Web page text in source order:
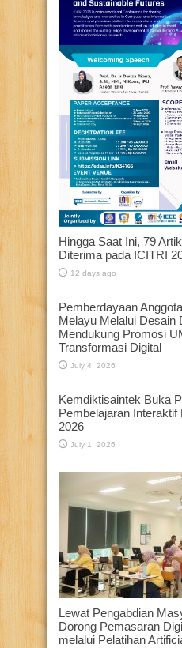
Hingga Saat Ini, 79
Diterima pada ICITRI
12 days ago
Pemberdayaan
Melayu Melalui Desain
Mendukung Promosi
Transformasi Digital
July 4, 2026
Kemdiktisaintek Buka
Pembelajaran
2026
July 1, 2026
Lewat Pengabdian
Dorong Pemasaran
melalui Pelatihan